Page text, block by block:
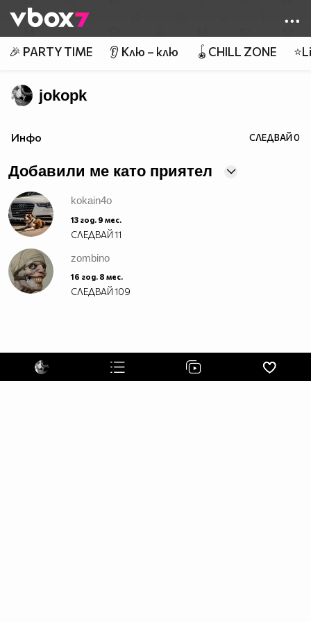
👾
🎉 PARTY TIME 👂 Клю – клю 🪀CHILL ZONE
jokopk
Инфо СЛЕДВАЙ0
Добавили ме като приятел
kokain4o
13 год. 9 мес.
СЛЕДВАЙ11
zombino
16 год. 8 мес.
СЛЕДВАЙ109